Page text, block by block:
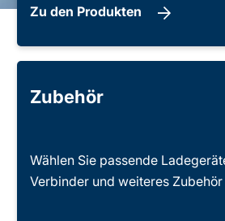
Zu den Produkten
Zubehör
Wählen Sie passende
Verbinder und weiteres